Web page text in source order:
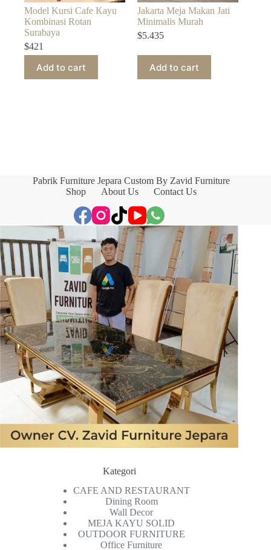
Model Kursi Cafe Kayu
Kombinasi Rotan
Surabaya
$421
Add to cart
Jakarta Meja Makan Jati
Minimalis Murah
$5.435
Add to cart
Pabrik Furniture Jepara Custom By Zavid Furniture
Shop
About Us Contact Us
Kategori
CAFE AND RESTAURANT
Dining Room
Wall Decor
MEJA KAYU SOLID
OUTDOOR FURNITURE
Office Furniture